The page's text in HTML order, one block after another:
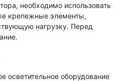
необходимо использовать
крепежные элементы,
нагрузку. Перед
осветительное оборудование